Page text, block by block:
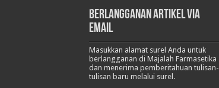
Berlangganan Artikel via
Email
Masukkan alamat surel Anda untuk
berlangganan di Majalah Farmasetika
dan menerima pemberitahuan tulisan-
tulisan baru melalui surel.